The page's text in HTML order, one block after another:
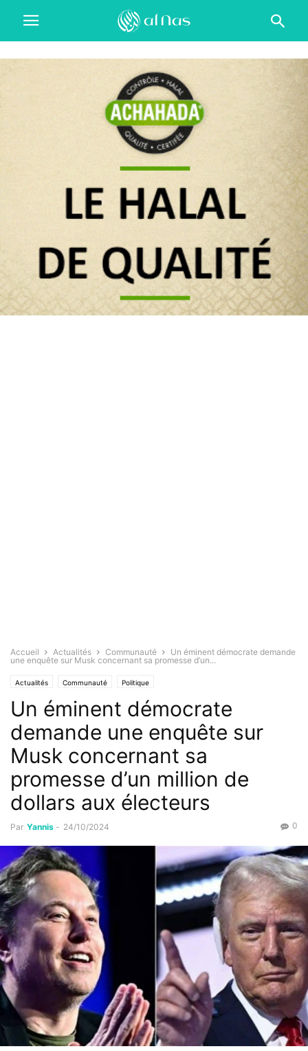
Accueil Actualités Communauté
Un éminent démocrate demande
une enquête sur Musk concernant sa promesse d’un...
Actualités Communauté Politique
Un éminent démocrate
demande une enquête sur
Musk concernant sa
promesse d’un million de
dollars aux électeurs
Par Yannis - 24/10/2024 0